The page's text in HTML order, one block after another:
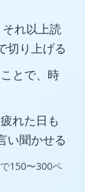
れ以上読
切り上げる
とで、時
疲れた日も
い聞かせる
150〜300ペ